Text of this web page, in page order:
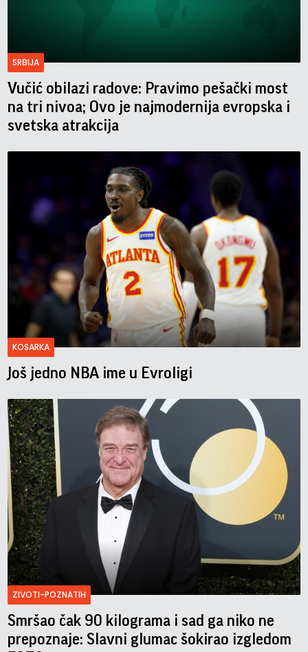
SRBIJA
Vučić obilazi radove: Pravimo pešački most
na tri nivoa; Ovo je najmodernija evropska i
svetska atrakcija
KOSARKA
Još jedno NBA ime u Evroligi
ZIVOTI-POZNATIH
Smršao čak 90 kilograma i sad ga niko ne
prepoznaje: Slavni glumac šokirao izgledom